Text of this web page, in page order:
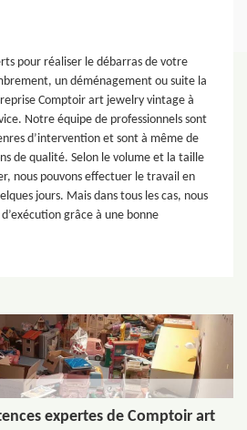
pour réaliser le débarras de votre
un déménagement ou suite la
Comptoir art jewelry vintage à
Notre équipe de professionnels sont
d’intervention et sont à même de
de qualité. Selon le volume et la taille
nous pouvons effectuer le travail en
jours. Mais dans tous les cas, nous
grâce à une bonne
expertes de Comptoir art